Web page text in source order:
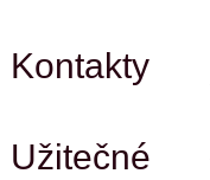
Užitečné
Kontakty